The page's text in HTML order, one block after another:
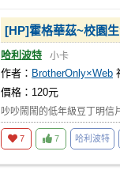
[HP]霍格華茲~校園
哈利波特 小卡
作者： BrotherOnly×Web
價格：120元
吵吵鬧鬧的低年級豆丁明信
7 7 哈利波特